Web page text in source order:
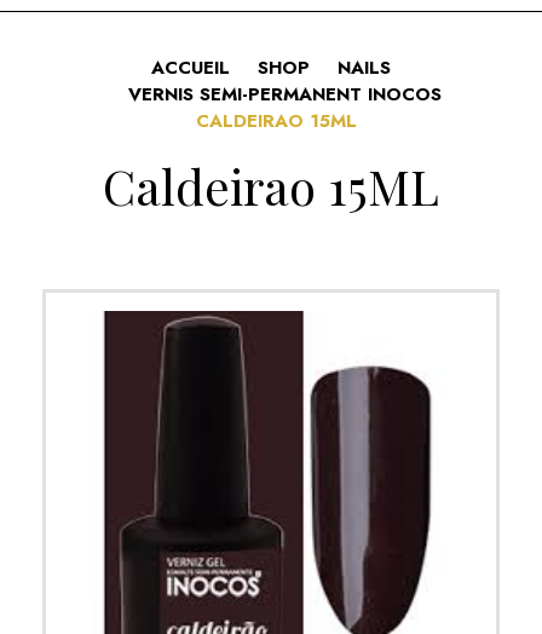
ACCUEIL SHOP
NAILS
VERNIS SEMI-PERMANENT INOCOS
CALDEIRAO 15ML
Caldeirao 15ML